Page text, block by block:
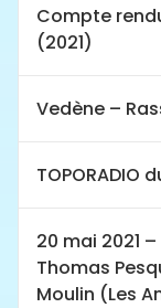
Compte
(2021)
Vedène –
TOPORADIO
20 mai 2021
Thomas
Moulin (Les